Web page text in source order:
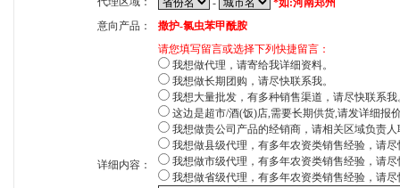
-
*如:河南郑州
意向产品：
撒护-氯虫苯甲酰胺
详细内容：
请您填写留言或选择下列快捷留言：
我想做代理，请寄给我详细资料。
我想做长期团购，请尽快联系我。
我想大量批发，有多种销售渠道，请尽快联系我
这边是超市/酒(饭)店,需要长期供货,请发详细报
我想做贵公司产品的经销商，请相关区域负责人
我想做县级代理，有多年农资类销售经验，请
我想做市级代理，有多年农资类销售经验，请
我想做省级代理，有多年农资类销售经验，请